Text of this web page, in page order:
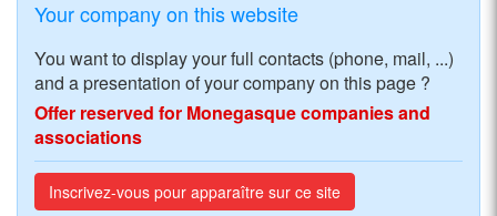
Your company on this website
You want to display your full contacts (phone, mail, ...)
and a presentation of your company on this page ?
Offer reserved for Monegasque companies and
associations
Inscrivez-vous pour apparaître sur ce site